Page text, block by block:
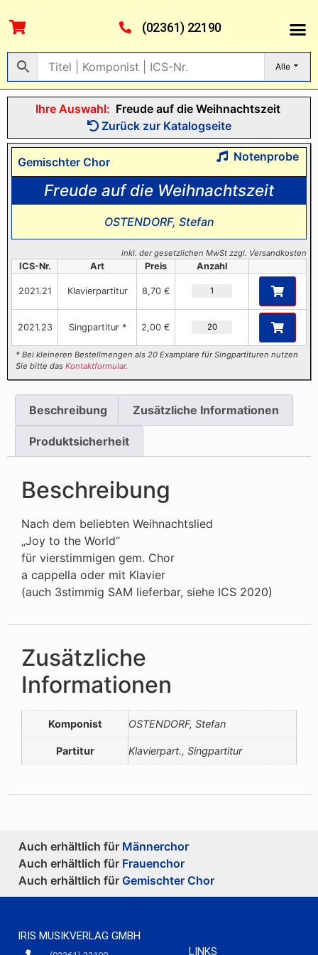
(02361) 22190
Alle
Ihre Auswahl: Freude auf die Weihnachtszeit
Zurück zur Katalogseite
Gemischter Chor Notenprobe
Freude auf die Weihnachtszeit
OSTENDORF, Stefan
inkl. der gesetzlichen MwSt zzgl. Versandkosten
ICS-Nr. Art Preis Anzahl
2021.21 Klavierpartitur 8,70 €
2021.23 Singpartitur * 2,00 €
* Bei kleineren Bestellmengen als 20 Examplare für Singpartituren nutzen
Sie bitte dasKontaktformular.
Beschreibung Zusätzliche Informationen
Produktsicherheit
Beschreibung
Nach dem beliebten Weihnachtslied
„Joy to the World“
für vierstimmigen gem. Chor
a cappella oder mit Klavier
(auch 3stimmig SAM lieferbar, siehe ICS 2020)
Zusätzliche
Informationen
Komponist OSTENDORF, Stefan
Partitur Klavierpart., Singpartitur
Auch erhältlich für Männerchor
Auch erhältlich für Frauenchor
Auch erhältlich für Gemischter Chor
IRIS MUSIKVERLAG GMBH
LINKS